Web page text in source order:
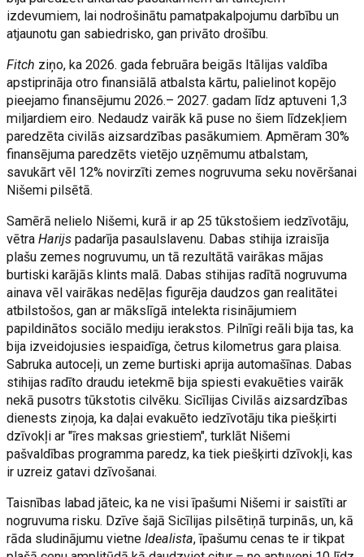
izdevumiem, lai nodrošinātu pamatpakalpojumu darbību un
atjaunotu gan sabiedrisko, gan privāto drošību.
Fitch ziņo, ka 2026. gada februāra beigās Itālijas valdība
apstiprināja otro finansiālā atbalsta kārtu, palielinot kopējo
pieejamo finansējumu 2026.– 2027. gadam līdz aptuveni 1,3
miljardiem eiro. Nedaudz vairāk kā puse no šiem līdzekļiem
paredzēta civilās aizsardzības pasākumiem. Apmēram 30%
finansējuma paredzēts vietējo uzņēmumu atbalstam,
savukārt vēl 12% novirzīti zemes nogruvuma seku novēršanai
Nišemi pilsētā.
Samērā nelielo Nišemi, kurā ir ap 25 tūkstošiem iedzīvotāju,
vētraHarijspadarīja pasaulslavenu. Dabas stihija izraisīja
plašu zemes nogruvumu, un tā rezultātā vairākas mājas
burtiski karājās klints malā. Dabas stihijas radītā nogruvuma
ainava vēl vairākas nedēļas figurēja daudzos gan realitātei
atbilstošos, gan ar mākslīgā intelekta risinājumiem
papildinātos sociālo mediju ierakstos. Pilnīgi reāli bija tas, ka
bija izveidojusies iespaidīga, četrus kilometrus gara plaisa.
Sabruka autoceļi, un zeme burtiski aprija automašīnas. Dabas
stihijas radīto draudu ietekmē bija spiesti evakuēties vairāk
nekā pusotrs tūkstotis cilvēku. Sicīlijas Civilās aizsardzības
dienests ziņoja, ka daļai evakuēto iedzīvotāju tika piešķirti
dzīvokļi ar "īres maksas griestiem", turklāt Nišemi
pašvaldības programma paredz, ka tiek piešķirti dzīvokļi, kas
ir uzreiz gatavi dzīvošanai.
Taisnības labad jāteic, ka ne visi īpašumi Nišemi ir saistīti ar
nogruvuma risku. Dzīve šajā Sicīlijas pilsētiņā turpinās, un, kā
rāda sludinājumu vietneIdealista, īpašumu cenas te ir tikpat